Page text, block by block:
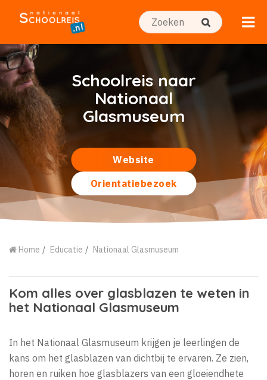
Schoolreis naar
Nationaal
Glasmuseum
Website
Orientatiebezoek
Home Educatie Nationaal Glasmuseum
Kom alles over glasblazen te weten in
het Nationaal Glasmuseum
In het Nationaal Glasmuseum krijgen je leerlingen de
kans om het glasblazen van dichtbij te ervaren. Ze zien,
horen en ruiken hoe glasblazers van een gloeiendhete